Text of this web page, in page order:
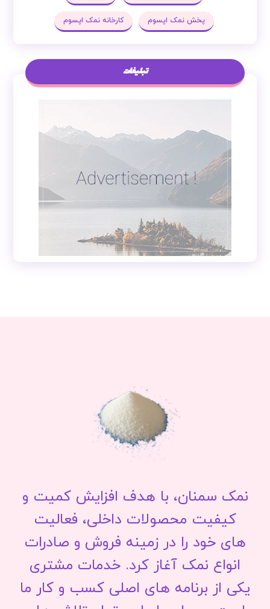
پخش نمک اپسوم کارخانه نمک اپسوم
تبلیغات
نمک سمنان، با هدف افزایش کمیت و
کیفیت محصولات داخلی، فعالیت
های خود را در زمینه فروش و صادرات
انواع نمک آغاز کرد. خدمات مشتری
یکی از برنامه های اصلی کسب و کار ما